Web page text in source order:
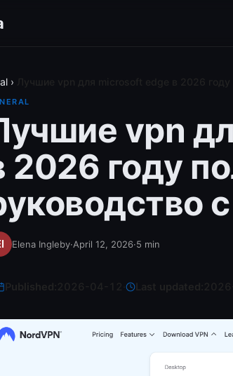
›
vpn
2026 году
Elena Ingleby·April 12, 2026·5 min
Last updated: